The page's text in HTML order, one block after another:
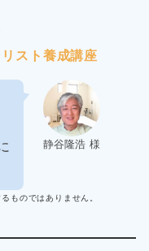
スト養成講座
静谷隆浩 様
ありません。